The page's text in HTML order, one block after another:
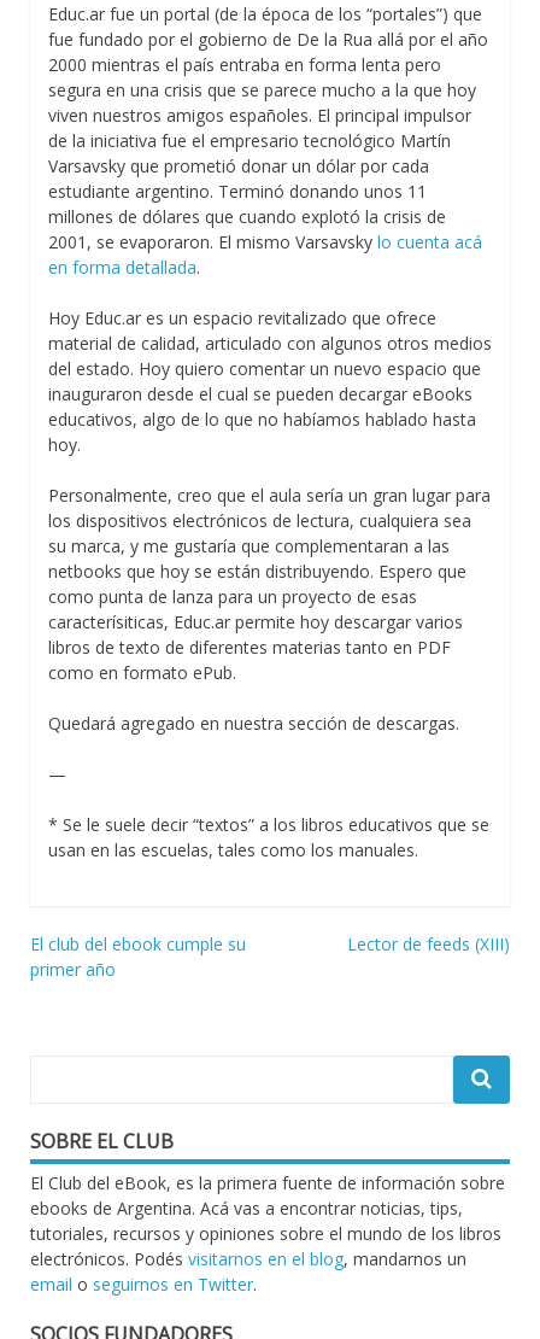
Educ.ar fue un portal (de la época de los “portales”) que
fue fundado por el gobierno de De la Rua allá por el año
2000 mientras el país entraba en forma lenta pero
segura en una crisis que se parece mucho a la que hoy
viven nuestros amigos españoles. El principal impulsor
de la iniciativa fue el empresario tecnológico Martín
Varsavsky que prometió donar un dólar por cada
estudiante argentino. Terminó donando unos 11
millones de dólares que cuando explotó la crisis de
2001, se evaporaron. El mismo Varsavsky lo cuenta acá
en forma detallada.
Hoy Educ.ar es un espacio revitalizado que ofrece
material de calidad, articulado con algunos otros medios
del estado. Hoy quiero comentar un nuevo espacio que
inauguraron desde el cual se pueden decargar eBooks
educativos, algo de lo que no habíamos hablado hasta
hoy.
Personalmente, creo que el aula sería un gran lugar para
los dispositivos electrónicos de lectura, cualquiera sea
su marca, y me gustaría que complementaran a las
netbooks que hoy se están distribuyendo. Espero que
como punta de lanza para un proyecto de esas
caracterísiticas, Educ.ar permite hoy descargar varios
libros de texto de diferentes materias tanto en PDF
como en formato ePub.
Quedará agregado en nuestra sección de descargas.
—
* Se le suele decir “textos” a los libros educativos que se
usan en las escuelas, tales como los manuales.
Navegación
de
El club del ebook cumple su
primer año
Lector de feeds (XIII)
SOBRE EL CLUB
El Club del eBook, es la primera fuente de información sobre
ebooks de Argentina. Acá vas a encontrar noticias, tips,
tutoriales, recursos y opiniones sobre el mundo de los libros
electrónicos. Podés visitarnos en el blog, mandarnos un
email o seguirnos en Twitter.
SOCIOS FUNDADORES